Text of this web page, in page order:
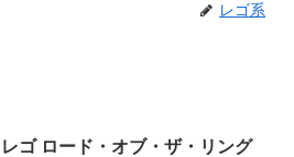
レゴ系
レゴ ロード・オブ・ザ・リング